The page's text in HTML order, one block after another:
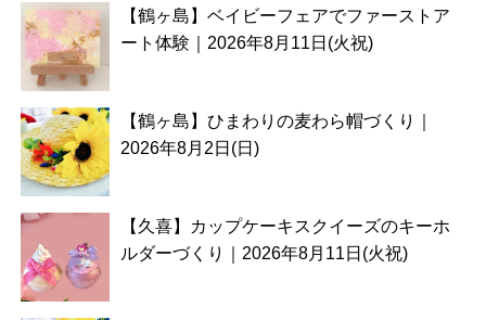
【鶴ヶ島】ベイビーフェアでファーストア
ート体験｜2026年8月11日(火祝)
【鶴ヶ島】ひまわりの麦わら帽づくり｜
2026年8月2日(日)
【久喜】カップケーキスクイーズのキーホ
ルダーづくり｜2026年8月11日(火祝)